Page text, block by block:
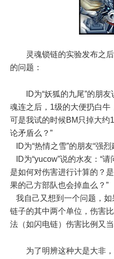
灵魂锁链的实验发布之
的问题：
ID为“妖狐的九尾”的朋
魂连之后，1级的大便扔白牛
可是我试的时候BM只掉大约
论矛盾么？”
ID为“热情之雪”的朋友“强
ID为“yucow”说的水友：“
是如何对伤害进行计算的？
果的己方部队也会掉血么？”
我自己又想到一个问题，
链子的其中两个单位，伤害
法（如闪电链）伤害比例又
为了明辨这种大是大非